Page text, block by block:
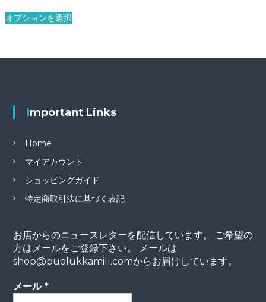
オプションを選択
Important Links
Home
マイアカウント
ショッピングガイド
特定商取引法に基づく表記
お店からのニュースレターを配信しています。 ご希望の
方はメールをご登録下さい。 メールは
shop@puolukkamill.comからお届けしています。
メール *